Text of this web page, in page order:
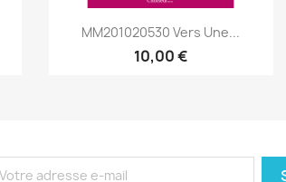
Aperçu rapide
MM201020530 Vers Une...
10,00 €